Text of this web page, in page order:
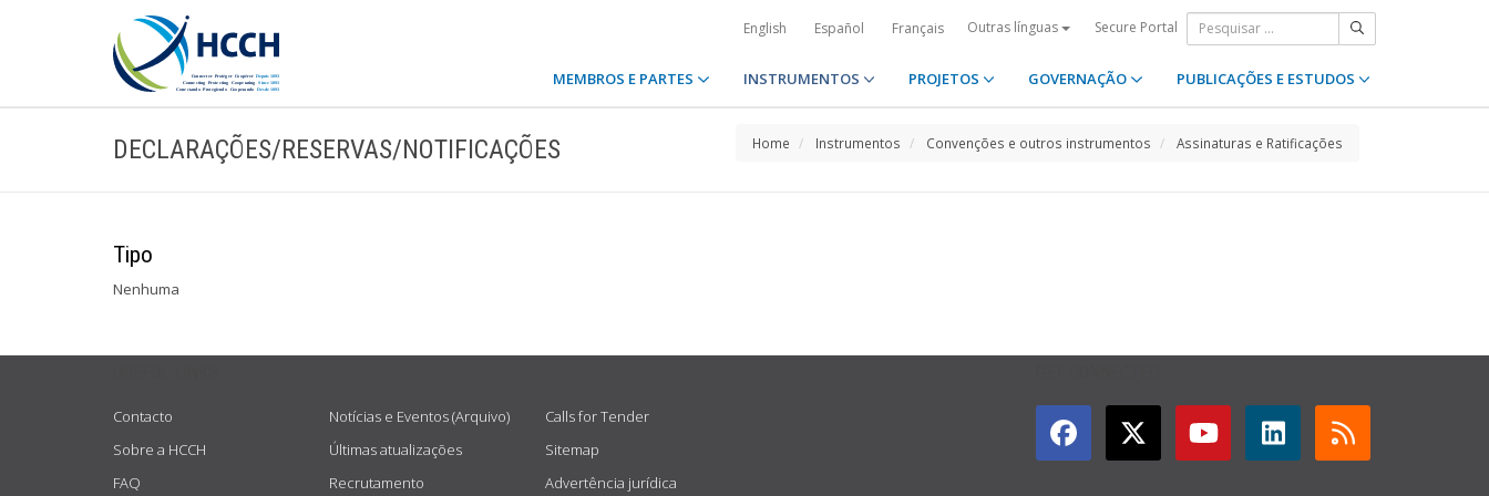
English Español Français Outras línguas Secure Portal
MEMBROS E PARTES INSTRUMENTOS PROJETOS GOVERNAÇÃO PUBLICAÇÕES E ESTUDOS
DECLARAÇÕES/RESERVAS/NOTIFICAÇÕES Home Instrumentos Convenções e outros instrumentos Assinaturas e Ratificações
Tipo
Nenhuma
Contacto
Sobre a HCCH
FAQ
Notícias e Eventos (Arquivo)
Últimas atualizações
Recrutamento
Calls for Tender
Sitemap
Advertência jurídica